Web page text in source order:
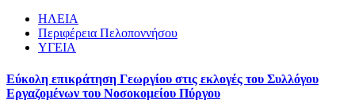
ΗΛΕΙΑ
Περιφέρεια Πελοποννήσου
ΥΓΕΙΑ
Εύκολη επικράτηση Γεωργίου στις εκλογές του Συλλόγου
Εργαζομένων του Νοσοκομείου Πύργου